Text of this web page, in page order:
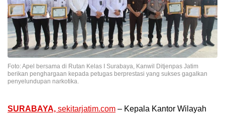
Foto: Apel bersama di Rutan Kelas I Surabaya, Kanwil Ditjenpas Jatim
berikan penghargaan kepada petugas berprestasi yang sukses gagalkan
penyelundupan narkotika.
SURABAYA, sekitarjatim.com – Kepala Kantor Wilayah